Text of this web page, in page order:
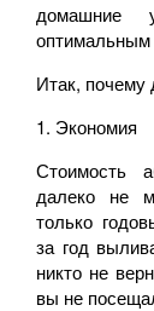
домашние
оптимальным
Итак, почему
1. Экономия
Стоимость
далеко не
только
за год
никто не
вы не